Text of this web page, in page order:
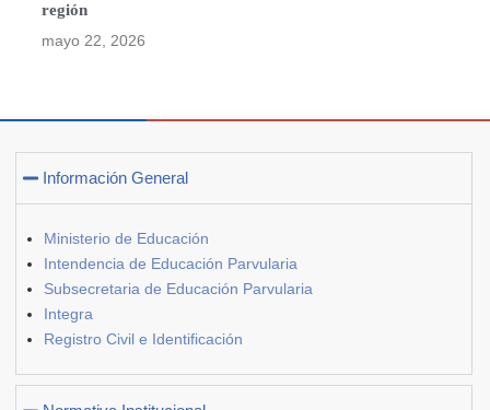
región
mayo 22, 2026
Información General
Ministerio de Educación
Intendencia de Educación Parvularia
Subsecretaria de Educación Parvularia
Integra
Registro Civil e Identificación